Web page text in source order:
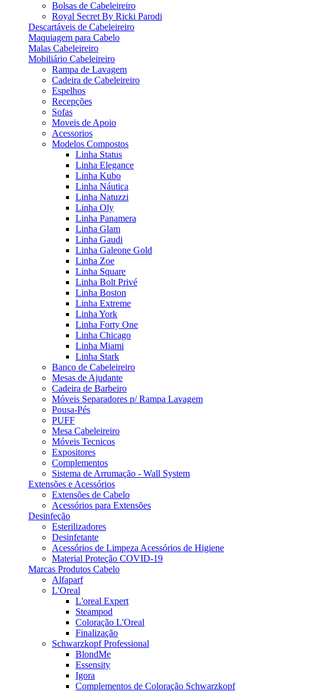
Bolsas de Cabeleireiro
Royal Secret By Ricki Parodi
Descartáveis de Cabeleireiro
Maquiagem para Cabelo
Malas Cabeleireiro
Mobiliário Cabeleireiro
Rampa de Lavagem
Cadeira de Cabeleireiro
Espelhos
Recepções
Sofas
Moveis de Apoio
Acessorios
Modelos Compostos
Linha Status
Linha Elegance
Linha Kubo
Linha Náutica
Linha Natuzzi
Linha Oly
Linha Panamera
Linha Glam
Linha Gaudi
Linha Galeone Gold
Linha Zoe
Linha Square
Linha Bolt Privé
Linha Boston
Linha Extreme
Linha York
Linha Forty One
Linha Chicago
Linha Miami
Linha Stark
Banco de Cabeleireiro
Mesas de Ajudante
Cadeira de Barbeiro
Móveis Separadores p/ Rampa Lavagem
Pousa-Pés
PUFF
Mesa Cabeleireiro
Móveis Tecnicos
Expositores
Complementos
Sistema de Arrumação - Wall System
Extensões e Acessórios
Extensões de Cabelo
Acessórios para Extensões
Desinfeção
Esterilizadores
Desinfetante
Acessórios de Limpeza Acessórios de Higiene
Material Proteção COVID-19
Marcas Produtos Cabelo
Alfaparf
L'Oreal
L'oreal Expert
Steampod
Coloração L'Oreal
Finalização
Schwarzkopf Professional
BlondMe
Essensity
Igora
Complementos de Coloração Schwarzkopf